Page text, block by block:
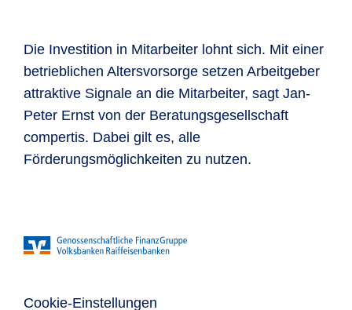
Die Investition in Mitarbeiter lohnt sich. Mit einer
betrieblichen Altersvorsorge setzen Arbeitgeber
attraktive Signale an die Mitarbeiter, sagt Jan-
Peter Ernst von der Beratungsgesellschaft
compertis. Dabei gilt es, alle
Förderungsmöglichkeiten zu nutzen.
Cookie-Einstellungen